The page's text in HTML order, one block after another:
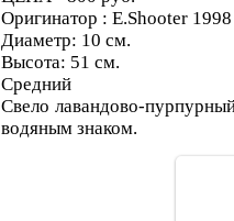
Оригинатор : E.Shooter 1998
Диаметр: 10 см.
Высота: 51 см.
Средний
Свело лавандово-
водяным знаком.